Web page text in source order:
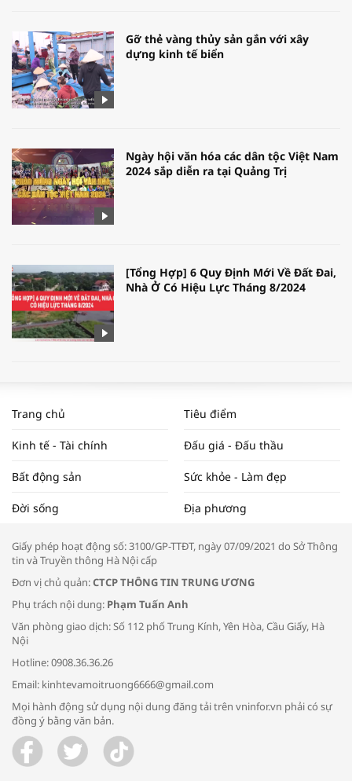
Gỡ thẻ vàng thủy sản gắn với xây
dựng kinh tế biển
Ngày hội văn hóa các dân tộc Việt Nam
2024 sắp diễn ra tại Quảng Trị
[Tổng Hợp] 6 Quy Định Mới Về Đất Đai,
Nhà Ở Có Hiệu Lực Tháng 8/2024
NAM NĂM 2024 VÀ NĂM 2025 | NHỊP
ĐẬP THỊ TRƯỜNG #62
Tọa đàm “Xúc tiến thương mại: Khơi
Bác sĩ tư vấn cách phòng tránh bệnh
đường hô hấp trong thời tiết giao mùa
Trao yêu thương cho em
Trang chủ Tiêu điểm
Kinh tế - Tài chính Đấu giá - Đấu thầu
Bất động sản Sức khỏe - Làm đẹp
Đời sống Địa phương
Giấy phép hoạt động số: 3100/GP-TTĐT, ngày 07/09/2021 do Sở Thông
tin và Truyền thông Hà Nội cấp
Đơn vị chủ quản:CTCP THÔNG TIN TRUNG ƯƠNG
Phụ trách nội dung: Phạm Tuấn Anh
Văn phòng giao dịch: Số 112 phố Trung Kính, Yên Hòa, Cầu Giấy, Hà
Nội
Hotline: 0908.36.36.26
Email: kinhtevamoitruong6666@gmail.com
Mọi hành động sử dụng nội dung đăng tải trên vninfor.vn phải có sự
đồng ý bằng văn bản.